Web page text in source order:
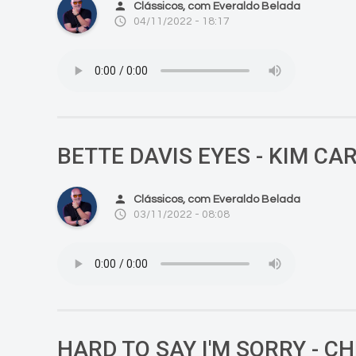
person Clássicos, com Everaldo Belada
access_time 04/11/2022 - 18:17
BETTE DAVIS EYES - KIM
person Clássicos, com Everaldo Belada
access_time 03/11/2022 - 08:08
HARD TO SAY I'M SORRY -